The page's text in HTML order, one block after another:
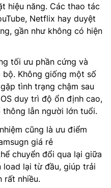
hiệu năng. Các thao tác
Netflix hay duyệt
gần như không có hiện
tối ưu phần cứng và
Không giống một số
tình trạng chậm sau
duy trì độ ổn định cao,
lẫn người lớn tuổi.
cũng là ưu điểm
giá rẻ
chuyển đổi qua lại giữa
load lại từ đầu, giúp trải
rất nhiều.